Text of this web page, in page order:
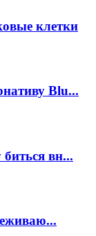
клетки
Blu...
вн...